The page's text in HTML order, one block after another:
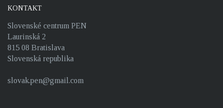
KONTAKT
Slovenské centrum PEN
Laurinská 2
815 08 Bratislava
Slovenská republika
slovak.pen@gmail.com